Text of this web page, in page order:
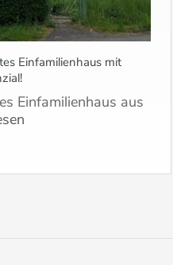
Einfamilienhaus mit
Einfamilienhaus aus